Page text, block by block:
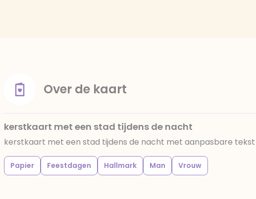
Over de kaart
kerstkaart met een stad tijdens de nacht
kerstkaart met een stad tijdens de nacht met aanpasbare tekst
Papier Feestdagen Hallmark Man Vrouw